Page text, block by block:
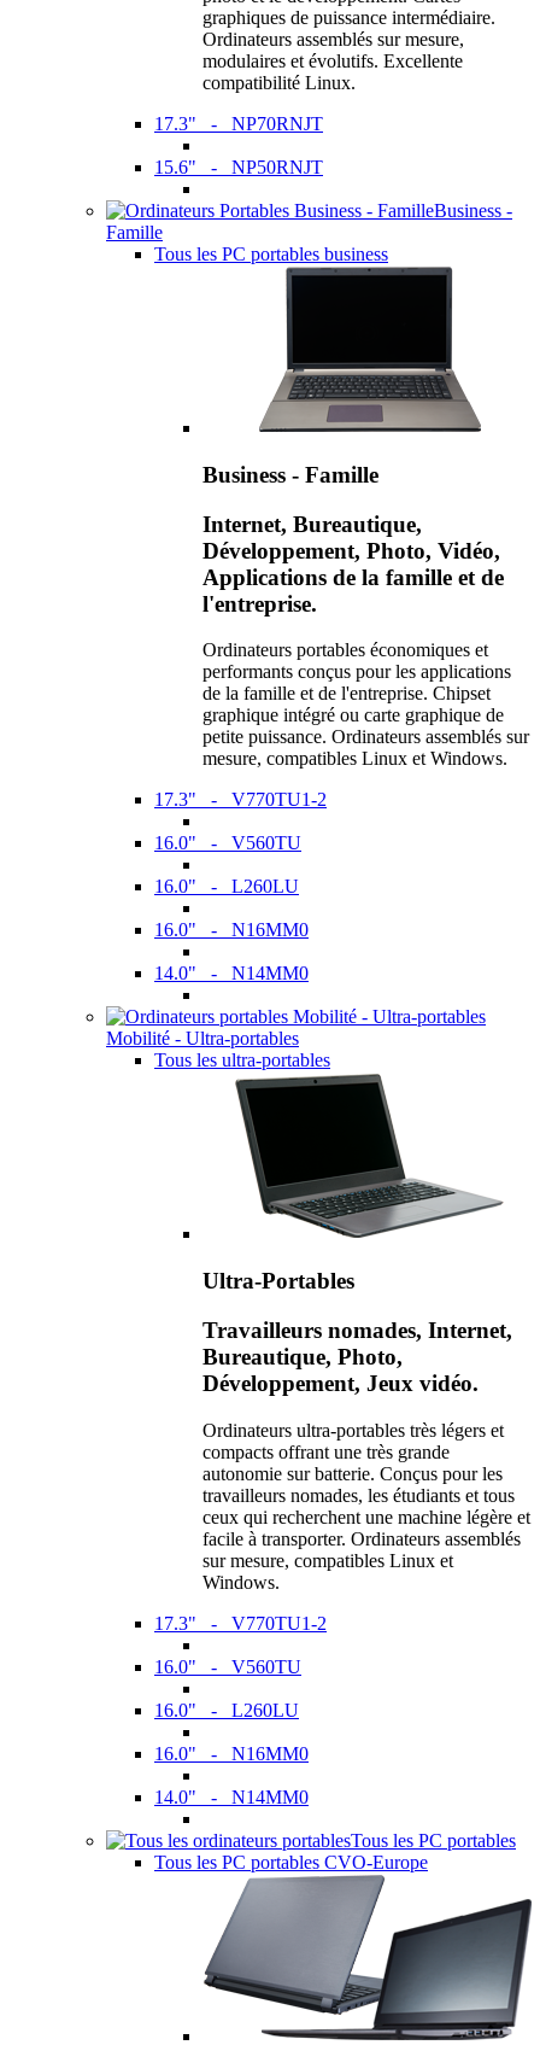
graphiques de puissance intermédiaire.
Ordinateurs assemblés sur mesure,
modulaires et évolutifs. Excellente
compatibilité Linux.
17.3" - NP70RNJT
15.6" - NP50RNJT
Business -
Famille
Tous les PC portables business
Business - Famille
Internet, Bureautique,
Développement, Photo, Vidéo,
Applications de la famille et de
l'entreprise.
Ordinateurs portables économiques et
performants conçus pour les applications
de la famille et de l'entreprise. Chipset
graphique intégré ou carte graphique de
petite puissance. Ordinateurs assemblés sur
mesure, compatibles Linux et Windows.
17.3" - V770TU1-2
16.0" - V560TU
16.0" - L260LU
16.0" - N16MM0
14.0" - N14MM0
Mobilité - Ultra-portables
Tous les ultra-portables
Ultra-Portables
Travailleurs nomades, Internet,
Bureautique, Photo,
Développement, Jeux vidéo.
Ordinateurs ultra-portables très légers et
compacts offrant une très grande
autonomie sur batterie. Conçus pour les
travailleurs nomades, les étudiants et tous
ceux qui recherchent une machine légère et
facile à transporter. Ordinateurs assemblés
sur mesure, compatibles Linux et
Windows.
17.3" - V770TU1-2
16.0" - V560TU
16.0" - L260LU
16.0" - N16MM0
14.0" - N14MM0
Tous les PC portables
Tous les PC portables CVO-Europe